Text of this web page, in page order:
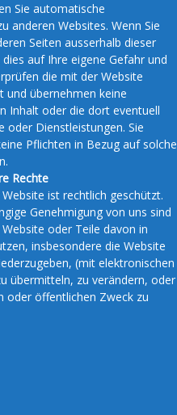
Sie automatische
anderen Websites. Wenn Sie
Seiten ausserhalb dieser
auf Ihre eigene Gefahr und
die mit der Website
und übernehmen keine
Inhalt oder die dort eventuell
oder Dienstleistungen. Sie
Pflichten in Bezug auf solche
Rechte
ist rechtlich geschützt.
Genehmigung von uns sind
oder Teile davon in
insbesondere die Website
(mit elektronischen
übermitteln, zu verändern, oder
oder öffentlichen Zweck zu